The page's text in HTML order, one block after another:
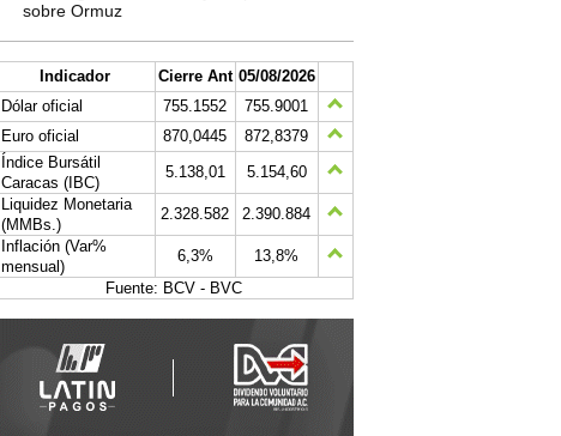
sobre Ormuz
Indicador Cierre Ant 05/08/2026
Dólar oficial
755.1552
755.9001
Euro oficial
870,0445
872,8379
Índice Bursátil
Caracas (IBC)
5.138,01
5.154,60
Liquidez Monetaria
(MMBs.)
2.328.582
2.390.884
Inflación (Var%
mensual)
6,3%
13,8%
Fuente: BCV - BVC